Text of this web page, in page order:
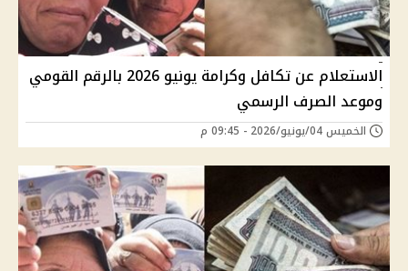
الاستعلام عن تكافل وكرامة يونيو 2026 بالرقم القومي
وموعد الصرف الرسمي
الخميس 04/يونيو/2026 - 09:45 م